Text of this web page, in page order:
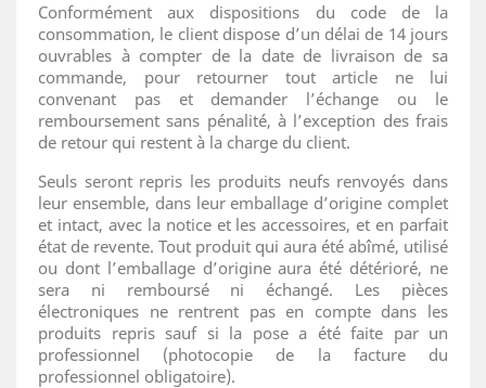
Conformément aux dispositions du code de la
consommation, le client dispose d’un délai de 14 jours
ouvrables à compter de la date de livraison de sa
commande, pour retourner tout article ne lui
convenant pas et demander l’échange ou le
remboursement sans pénalité, à l’exception des frais
de retour qui restent à la charge du client.
Seuls seront repris les produits neufs renvoyés dans
leur ensemble, dans leur emballage d’origine complet
et intact, avec la notice et les accessoires, et en parfait
état de revente. Tout produit qui aura été abîmé, utilisé
ou dont l’emballage d’origine aura été détérioré, ne
sera ni remboursé ni échangé. Les pièces
électroniques ne rentrent pas en compte dans les
produits repris sauf si la pose a été faite par un
professionnel (photocopie de la facture du
professionnel obligatoire).